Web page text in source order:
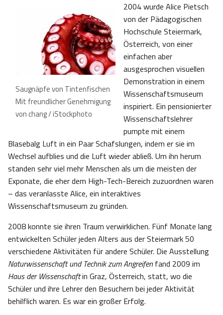
Saugnäpfe von Tintenfischen
Mit freundlicher Genehmigung
von chang / iStockphoto
2004 wurde Alice Pietsch
von der Pädagogischen
Hochschule Steiermark,
Österreich, von einer
einfachen aber
ausgesprochen visuellen
Demonstration in einem
Wissenschaftsmuseum
inspiriert. Ein pensionierter
Wissenschaftslehrer
pumpte mit einem
Blasebalg Luft in ein Paar Schafslungen, indem er sie im
Wechsel aufblies und die Luft wieder abließ. Um ihn herum
standen sehr viel mehr Menschen als um die meisten der
Exponate, die eher dem High-Tech-Bereich zuzuordnen waren
– das veranlasste Alice, ein interaktives
Wissenschaftsmuseum zu gründen.
2008 konnte sie ihren Traum verwirklichen. Fünf Monate lang
entwickelten Schüler jeden Alters aus der Steiermark 50
verschiedene Aktivitäten für andere Schüler. Die Ausstellung
Naturwissenschaft und Technik zum Angreifenfand 2009 im
Haus der Wissenschaftin Graz, Österreich, statt, wo die
Schüler und ihre Lehrer den Besuchern bei jeder Aktivität
behilflich waren. Es war ein großer Erfolg.